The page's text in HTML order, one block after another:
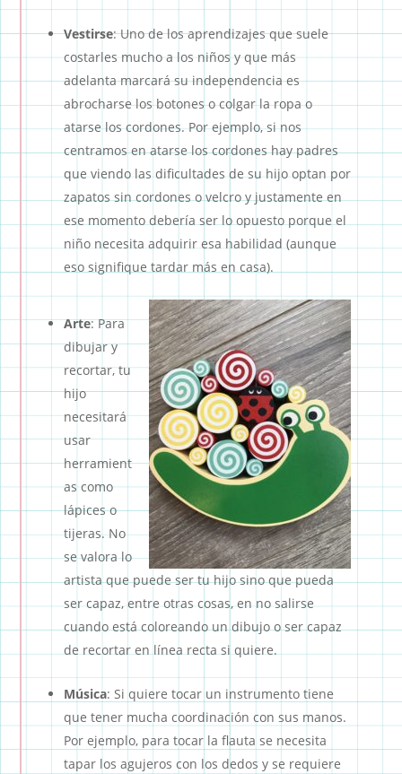
Vestirse: Uno de los aprendizajes que suele
costarles mucho a los niños y que más
adelanta marcará su independencia es
abrocharse los botones o colgar la ropa o
atarse los cordones. Por ejemplo, si nos
centramos en atarse los cordones hay padres
que viendo las dificultades de su hijo optan por
zapatos sin cordones o velcro y justamente en
ese momento debería ser lo opuesto porque el
niño necesita adquirir esa habilidad (aunque
eso signifique tardar más en casa).
Arte: Para
dibujar y
recortar, tu
hijo
necesitará
usar
herramient
as como
lápices o
tijeras. No
se valora lo
artista que puede ser tu hijo sino que pueda
ser capaz, entre otras cosas, en no salirse
cuando está coloreando un dibujo o ser capaz
de recortar en línea recta si quiere.
Música: Si quiere tocar un instrumento tiene
que tener mucha coordinación con sus manos.
Por ejemplo, para tocar la flauta se necesita
tapar los agujeros con los dedos y se requiere